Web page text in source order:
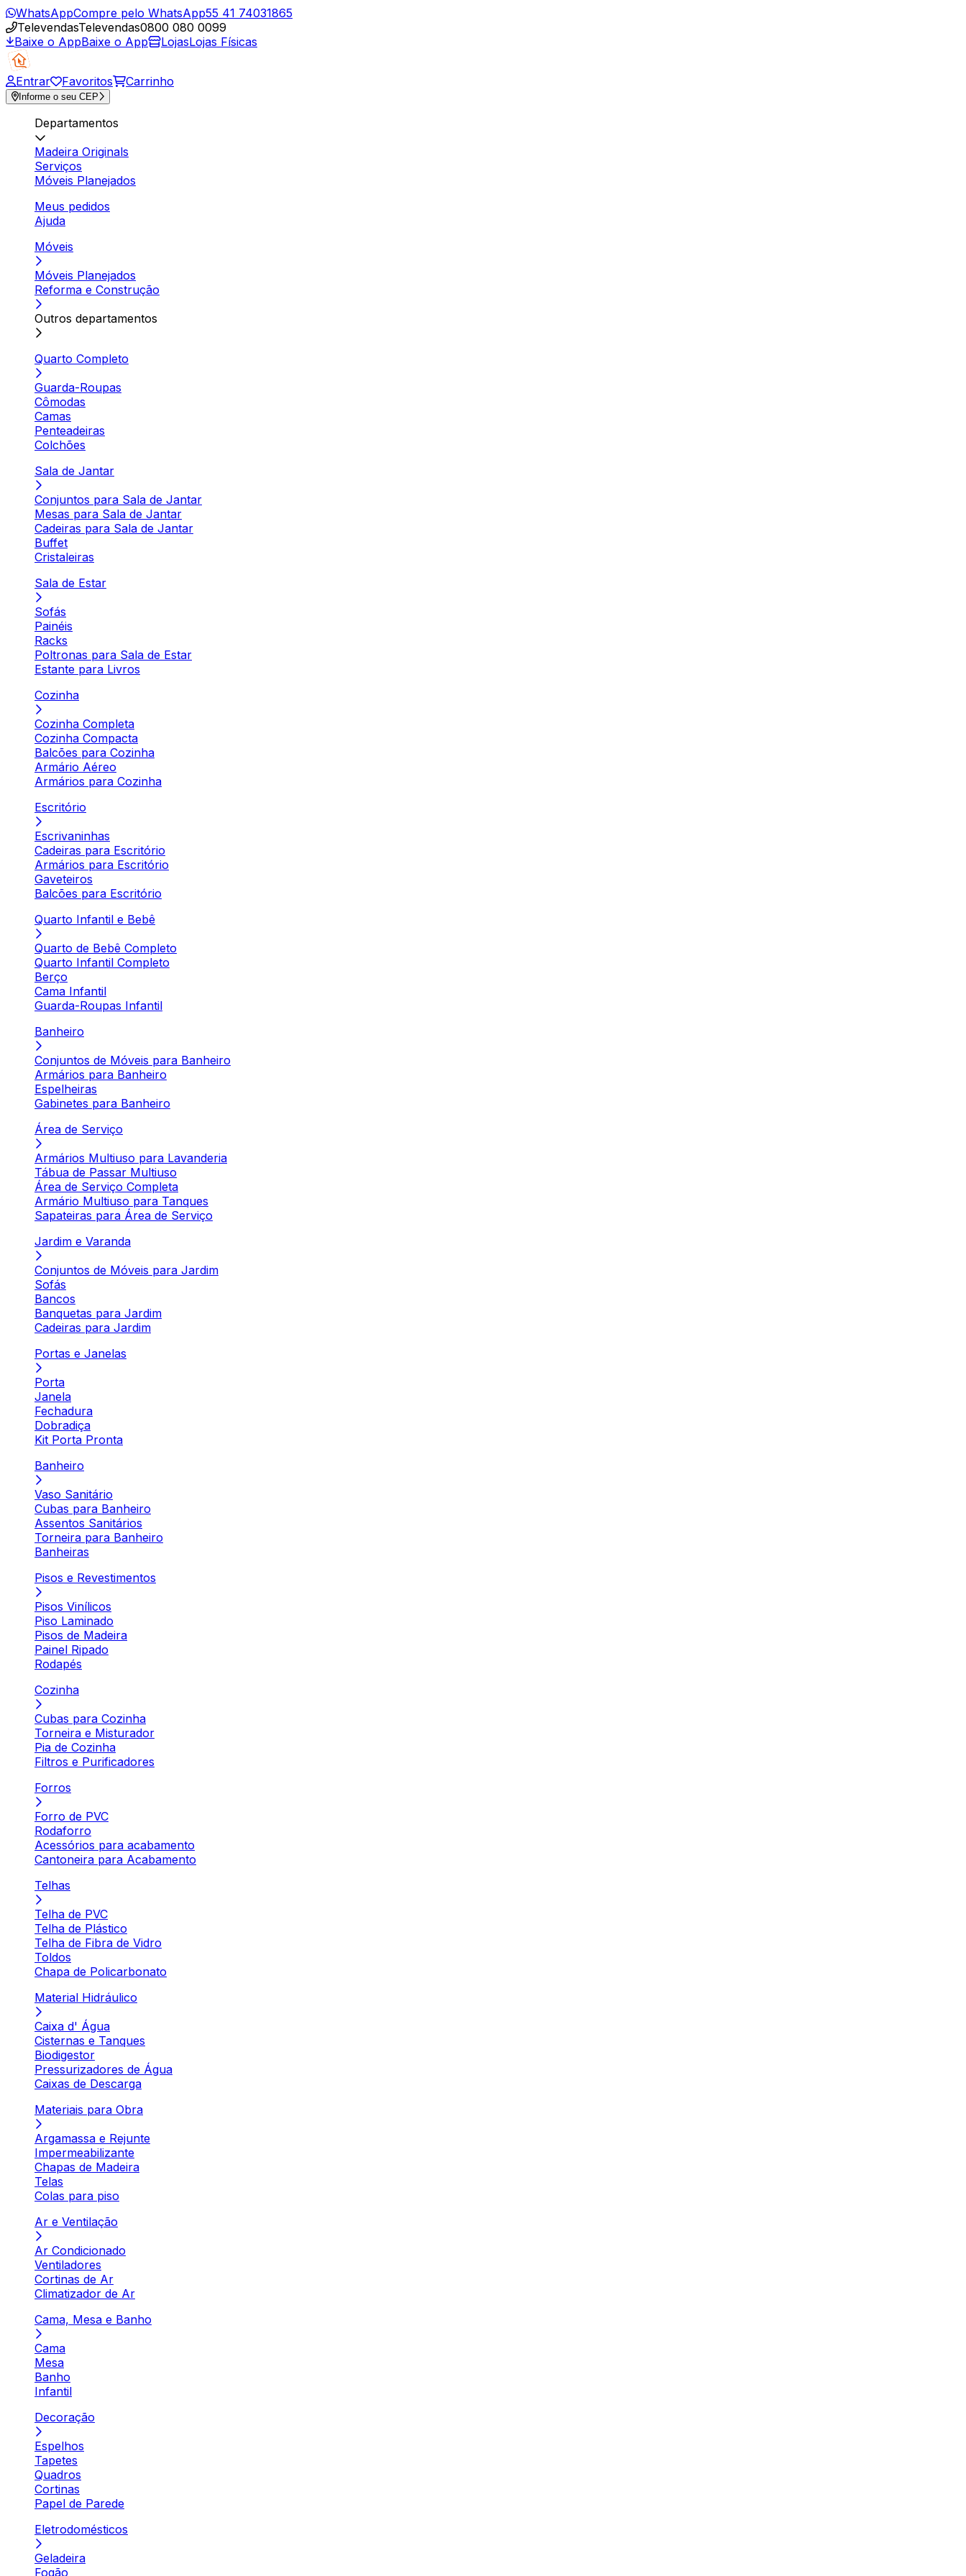
WhatsAppCompre pelo WhatsApp55 41 74031865
TelevendasTelevendas0800 080 0099
Baixe o AppBaixe o App LojasLojas Físicas
Entrar Favoritos Carrinho
Informe o seu CEP
Departamentos
Madeira Originals
Serviços
Móveis Planejados
Meus pedidos
Ajuda
Móveis
Móveis Planejados
Reforma e Construção
Outros departamentos
Quarto Completo
Guarda-Roupas
Cômodas
Camas
Penteadeiras
Colchões
Sala de Jantar
Conjuntos para Sala de Jantar
Mesas para Sala de Jantar
Cadeiras para Sala de Jantar
Buffet
Cristaleiras
Sala de Estar
Sofás
Painéis
Racks
Poltronas para Sala de Estar
Estante para Livros
Cozinha
Cozinha Completa
Cozinha Compacta
Balcões para Cozinha
Armário Aéreo
Armários para Cozinha
Escritório
Escrivaninhas
Cadeiras para Escritório
Armários para Escritório
Gaveteiros
Balcões para Escritório
Quarto Infantil e Bebê
Quarto de Bebê Completo
Quarto Infantil Completo
Berço
Cama Infantil
Guarda-Roupas Infantil
Banheiro
Conjuntos de Móveis para Banheiro
Armários para Banheiro
Espelheiras
Gabinetes para Banheiro
Área de Serviço
Armários Multiuso para Lavanderia
Tábua de Passar Multiuso
Área de Serviço Completa
Armário Multiuso para Tanques
Sapateiras para Área de Serviço
Jardim e Varanda
Conjuntos de Móveis para Jardim
Sofás
Bancos
Banquetas para Jardim
Cadeiras para Jardim
Portas e Janelas
Porta
Janela
Fechadura
Dobradiça
Kit Porta Pronta
Banheiro
Vaso Sanitário
Cubas para Banheiro
Assentos Sanitários
Torneira para Banheiro
Banheiras
Pisos e Revestimentos
Pisos Vinílicos
Piso Laminado
Pisos de Madeira
Painel Ripado
Rodapés
Cozinha
Cubas para Cozinha
Torneira e Misturador
Pia de Cozinha
Filtros e Purificadores
Forros
Forro de PVC
Rodaforro
Acessórios para acabamento
Cantoneira para Acabamento
Telhas
Telha de PVC
Telha de Plástico
Telha de Fibra de Vidro
Toldos
Chapa de Policarbonato
Material Hidráulico
Caixa d' Água
Cisternas e Tanques
Biodigestor
Pressurizadores de Água
Caixas de Descarga
Materiais para Obra
Argamassa e Rejunte
Impermeabilizante
Chapas de Madeira
Telas
Colas para piso
Ar e Ventilação
Ar Condicionado
Ventiladores
Cortinas de Ar
Climatizador de Ar
Cama, Mesa e Banho
Cama
Mesa
Banho
Infantil
Decoração
Espelhos
Tapetes
Quadros
Cortinas
Papel de Parede
Eletrodomésticos
Geladeira
Fogão